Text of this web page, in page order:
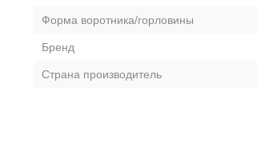
Форма воротника/горловины
Бренд
Страна производитель